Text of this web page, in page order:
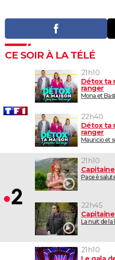
CE SOIR À LA TÉLÉ
21h10
Détox ta
ranger
Mona et
22h40
Détox ta
ranger
Mauricio et
21h10
Pace è
22h45
La nuit de la
21h10